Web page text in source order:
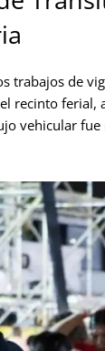
trabajos de
recinto ferial,
vehicular